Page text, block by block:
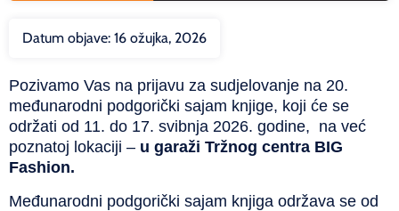
Datum objave: 16 ožujka, 2026
Pozivamo Vas na prijavu za sudjelovanje na 20.
međunarodni podgorički sajam knjige, koji će se
održati od 11. do 17. svibnja 2026. godine, na već
poznatoj lokaciji – u garaži Tržnog centra BIG
Fashion.
Međunarodni podgorički sajam knjiga održava se od